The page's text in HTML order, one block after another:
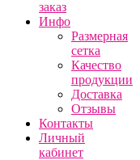
заказ
Инфо
Размерная
сетка
Качество
продукции
Доставка
Отзывы
Контакты
Личный
кабинет